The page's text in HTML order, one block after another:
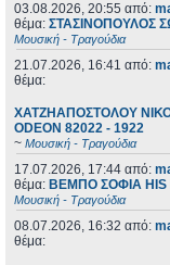
03.08.2026, 20:55 από:
θέμα: ΣΤΑΣΙΝΟΠΟΥΛΟΣ
Μουσική - Τραγούδια
21.07.2026, 16:41 από:
θέμα:
ΧΑΤΖΗΑΠΟΣΤΟΛΟΥ
ODEON 82022 - 1922
~ Μουσική - Τραγούδια
17.07.2026, 17:44 από:
θέμα: ΒΕΜΠΟ ΣΟΦΙΑ HIS
Μουσική - Τραγούδια
08.07.2026, 16:32 από:
θέμα: